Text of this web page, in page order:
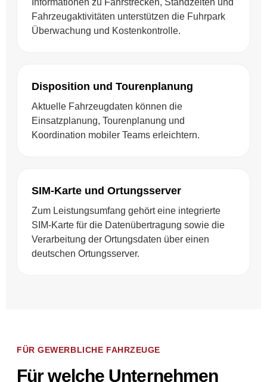
Informationen zu Fahrstrecken, Standzeiten und
Fahrzeugaktivitäten unterstützen die Fuhrpark
Überwachung und Kostenkontrolle.
Disposition und Tourenplanung
Aktuelle Fahrzeugdaten können die
Einsatzplanung, Tourenplanung und
Koordination mobiler Teams erleichtern.
SIM-Karte und Ortungsserver
Zum Leistungsumfang gehört eine integrierte
SIM-Karte für die Datenübertragung sowie die
Verarbeitung der Ortungsdaten über einen
deutschen Ortungsserver.
FÜR GEWERBLICHE FAHRZEUGE
Für welche Unternehmen